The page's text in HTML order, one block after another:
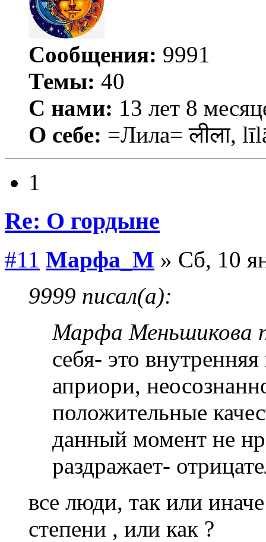
Сообщения: 9991
Темы: 40
С нами: 13 лет 8
О себе: =Лила= लीला,
1
Re: О гордыне
#11 Марфа_М » Сб, 10
9999 писал(а):
Марфа Меньшикова
себя- это
априори,
положительные
данный момент не
раздражает-
все люди, так или
степени , или как ?